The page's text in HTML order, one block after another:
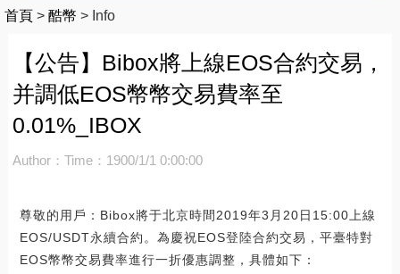
首頁 > 酷幣 > Info
【公告】Bibox將上線EOS合約交易，
并調低EOS幣幣交易費率至
0.01%_IBOX
Author： Time：1900/1/1 0:00:00
尊敬的用戶：Bibox將于北京時間2019年3月20日15:00上線
EOS/USDT永續合約。為慶祝EOS登陸合約交易，平臺特對
EOS幣幣交易費率進行一折優惠調整，具體如下：